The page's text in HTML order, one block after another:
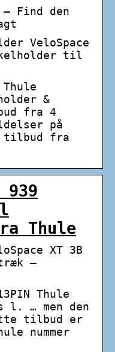
– Find den
VeloSpace
til
&
fra 4
på
tilbud fra
939
Thule
XT 3B
–
13PIN Thule
l. … men den
tilbud er
nummer